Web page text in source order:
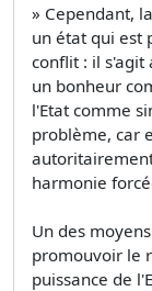
» Cependant,
un état qui est
conflit : il s'agit
un bonheur
l'Etat comme
problème, car
harmonie
Un des
promouvoir le
puissance de